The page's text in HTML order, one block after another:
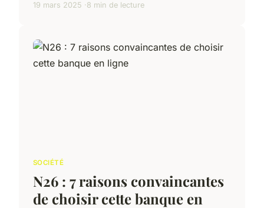
19 mars 2025 8 min de lecture
SOCIÉTÉ
N26 : 7 raisons convaincantes
de choisir cette banque en